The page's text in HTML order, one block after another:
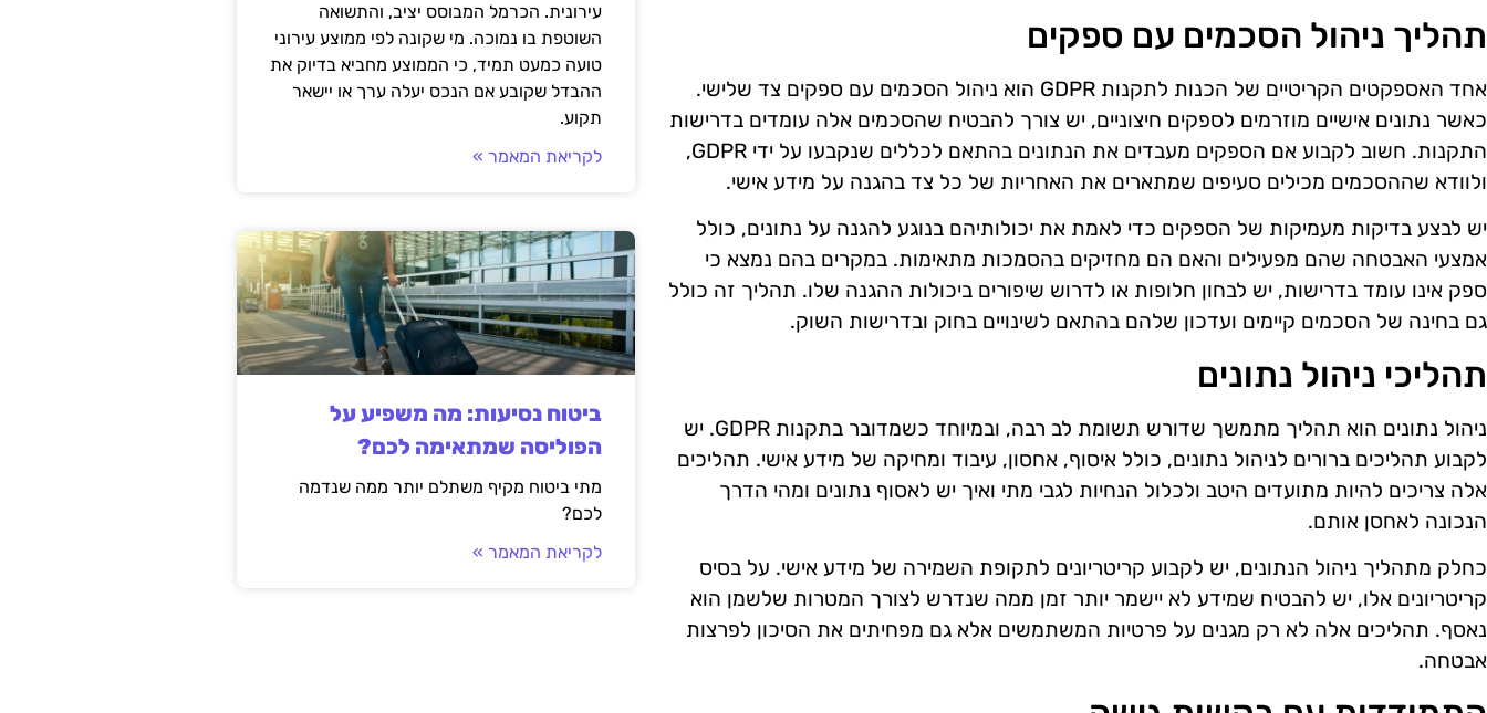
תהליך ניהול הסכמים עם ספקים
אחד האספקטים הקריטיים של הכנות לתקנות GDPR הוא ניהול הסכמים עם ספקים צד שלישי.
כאשר נתונים אישיים מוזרמים לספקים חיצוניים, יש צורך להבטיח שהסכמים אלה עומדים בדרישות
התקנות. חשוב לקבוע אם הספקים מעבדים את הנתונים בהתאם לכללים שנקבעו על ידי GDPR,
ולוודא שההסכמים מכילים סעיפים שמתארים את האחריות של כל צד בהגנה על מידע אישי.
יש לבצע בדיקות מעמיקות של הספקים כדי לאמת את יכולותיהם בנוגע להגנה על נתונים, כולל
אמצעי האבטחה שהם מפעילים והאם הם מחזיקים בהסמכות מתאימות. במקרים בהם נמצא כי
ספק אינו עומד בדרישות, יש לבחון חלופות או לדרוש שיפורים ביכולות ההגנה שלו. תהליך זה כולל
גם בחינה של הסכמים קיימים ועדכון שלהם בהתאם לשינויים בחוק ובדרישות השוק.
תהליכי ניהול נתונים
ניהול נתונים הוא תהליך מתמשך שדורש תשומת לב רבה, ובמיוחד כשמדובר בתקנות GDPR. יש
לקבוע תהליכים ברורים לניהול נתונים, כולל איסוף, אחסון, עיבוד ומחיקה של מידע אישי. תהליכים
אלה צריכים להיות מתועדים היטב ולכלול הנחיות לגבי מתי ואיך יש לאסוף נתונים ומהי הדרך
הנכונה לאחסן אותם.
כחלק מתהליך ניהול הנתונים, יש לקבוע קריטריונים לתקופת השמירה של מידע אישי. על בסיס
קריטריונים אלו, יש להבטיח שמידע לא יישמר יותר זמן ממה שנדרש לצורך המטרות שלשמן הוא
נאסף. תהליכים אלה לא רק מגנים על פרטיות המשתמשים אלא גם מפחיתים את הסיכון לפרצות
אבטחה.
עירונית. הכרמל המבוסס יציב, והתשואה
השוטפת בו נמוכה. מי שקונה לפי ממוצע עירוני
טועה כמעט תמיד, כי הממוצע מחביא בדיוק את
ההבדל שקובע אם הנכס יעלה ערך או יישאר
תקוע.
לקריאת המאמר »
ביטוח נסיעות: מה משפיע על
הפוליסה שמתאימה לכם?
מתי ביטוח מקיף משתלם יותר ממה שנדמה
לכם?
לקריאת המאמר »